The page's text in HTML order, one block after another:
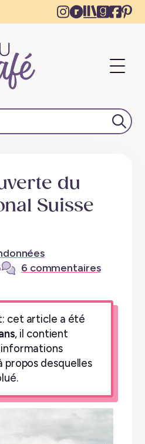
Instagram
–
Ravelry
–
The
tab
– – –
du
Suisse
6 commentaires
cet article a été
, il contient
propos desquelles